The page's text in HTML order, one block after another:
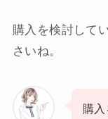
購入を検討して
さいね。
購